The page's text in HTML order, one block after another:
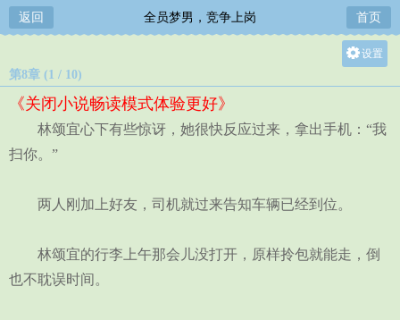
返回 全员梦男，竞争上岗 首页
设置
中
第8章 (1 / 10)
《关闭小说畅读模式体验更好》
林颂宜心下有些惊讶，她很快反应过来，拿出手机：“我
扫你。”
两人刚加上好友，司机就过来告知车辆已经到位。
林颂宜的行李上午那会儿没打开，原样拎包就能走，倒
也不耽误时间。